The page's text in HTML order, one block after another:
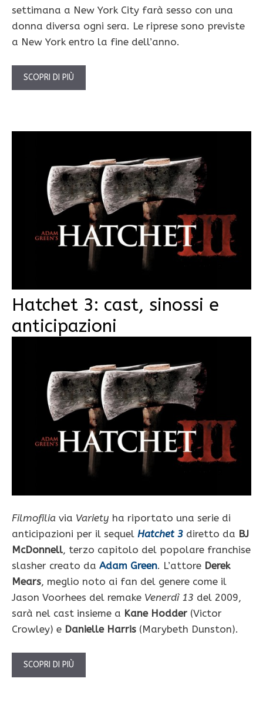
settimana a New York City farà sesso con una
donna diversa ogni sera. Le riprese sono previste
a New York entro la fine dell’anno.
SCOPRI DI PIÙ
Hatchet 3: cast, sinossi e
anticipazioni
Filmofilia via Variety ha riportato una serie di
anticipazioni per il sequel Hatchet 3 diretto da BJ
McDonnell, terzo capitolo del popolare franchise
slasher creato da Adam Green. L’attore Derek
Mears, meglio noto ai fan del genere come il
Jason Voorhees del remake Venerdì 13 del 2009,
sarà nel cast insieme a Kane Hodder (Victor
Crowley) e Danielle Harris (Marybeth Dunston).
SCOPRI DI PIÙ